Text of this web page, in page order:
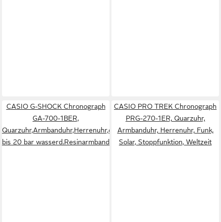
CASIO G-SHOCK Chronograph
GA-700-1BER,
Quarzuhr,Armbanduhr,Herrenuhr,digital,
bis 20 bar wasserd.Resinarmband
CASIO PRO TREK Chronograph
PRG-270-1ER, Quarzuhr,
Armbanduhr, Herrenuhr, Funk,
Solar, Stoppfunktion, Weltzeit